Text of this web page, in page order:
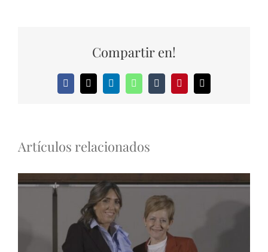
Compartir en!
Facebook
X LinkedInWhatsAppTumblrPinterestCorreo
electrónico
Artículos relacionados